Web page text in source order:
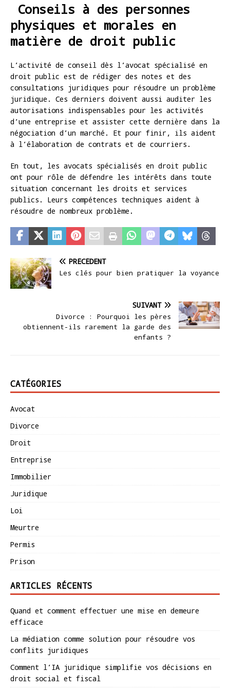
Conseils à des personnes
physiques et morales en
matière de droit public
L’activité de conseil dès l’avocat spécialisé en
droit public est de rédiger des notes et des
consultations juridiques pour résoudre un problème
juridique. Ces derniers doivent aussi auditer les
autorisations indispensables pour les activités
d’une entreprise et assister cette dernière dans la
négociation d’un marché. Et pour finir, ils aident
à l’élaboration de contrats et de courriers.
En tout, les avocats spécialisés en droit public
ont pour rôle de défendre les intérêts dans toute
situation concernant les droits et services
publics. Leurs compétences techniques aident à
résoudre de nombreux problème.
PRÉCÉDENT
Les clés pour bien pratiquer la voyance
SUIVANT
Divorce : Pourquoi les pères
obtiennent-ils rarement la garde des
enfants ?
CATÉGORIES
Avocat
Divorce
Droit
Entreprise
Immobilier
Juridique
Loi
Meurtre
Permis
Prison
ARTICLES RÉCENTS
Quand et comment effectuer une mise en demeure
efficace
La médiation comme solution pour résoudre vos
conflits juridiques
Comment l’IA juridique simplifie vos décisions en
droit social et fiscal